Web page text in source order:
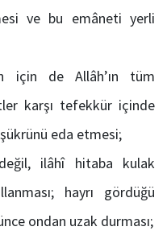
ve bu emâneti yerli
için de Allâh’ın tüm
karşı tefekkür içinde
eda etmesi;
ilâhî hitaba kulak
hayrı gördüğü
ondan uzak durması;